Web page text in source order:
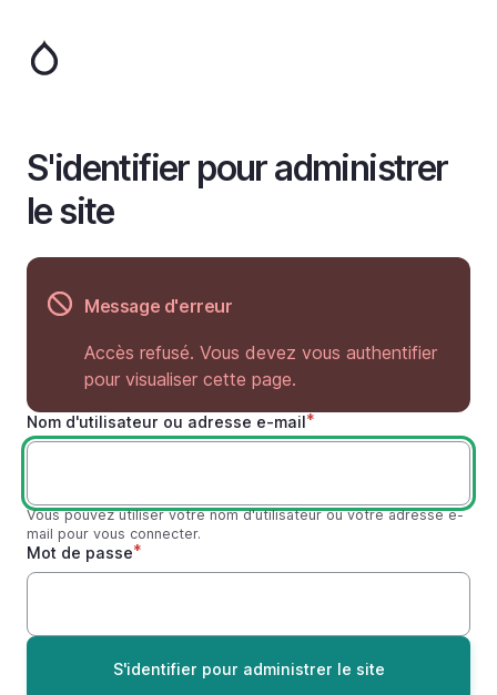
contenu
S'identifier pour administrer
le site
Message d'erreur
Accès refusé. Vous devez vous authentifier
pour visualiser cette page.
Nom d'utilisateur ou adresse e-mail
Vous pouvez utiliser votre nom d'utilisateur ou votre adresse e-
mail pour vous connecter.
Mot de passe